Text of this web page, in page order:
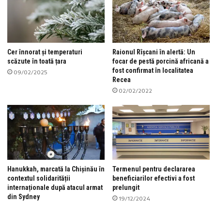
Cer înnorat și temperaturi
scăzute în toată țara
09/02/2025
Raionul Rîșcani în alertă: Un
focar de pestă porcină africană a
fost confirmat în localitatea
Recea
02/02/2022
Hanukkah, marcată la Chișinău în
contextul solidarității
internaționale după atacul armat
din Sydney
Termenul pentru declararea
beneficiarilor efectivi a fost
prelungit
19/12/2024